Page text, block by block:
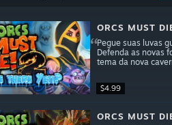
$4.99
ORCS MUST
Pegue suas luvas
Defenda as novas
tema da nova
ORCS MUST